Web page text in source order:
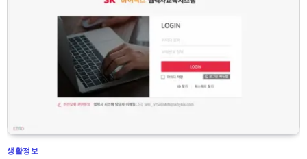
생활정보